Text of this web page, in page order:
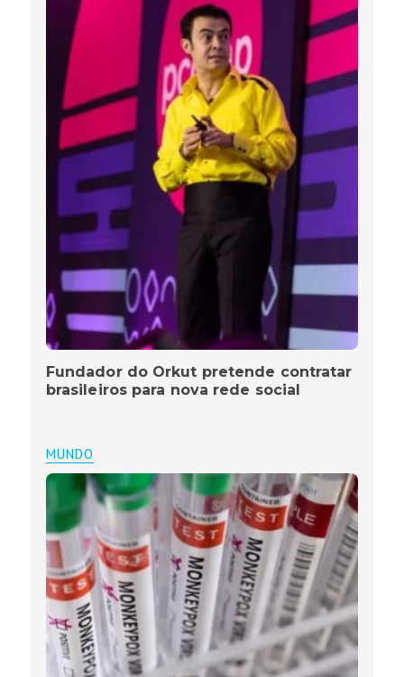
Fundador do Orkut pretende contratar
brasileiros para nova rede social
MUNDO